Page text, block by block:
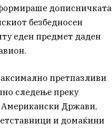
дописничката
безбедносен
еден предмет даден
претпазливи
следење преку
Американски Држави,
и домаќини